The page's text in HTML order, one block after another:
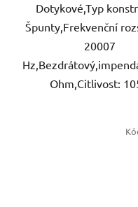
Dotykové,Typ
Špunty,Frekvenční
20007
Ohm,Citlivost: